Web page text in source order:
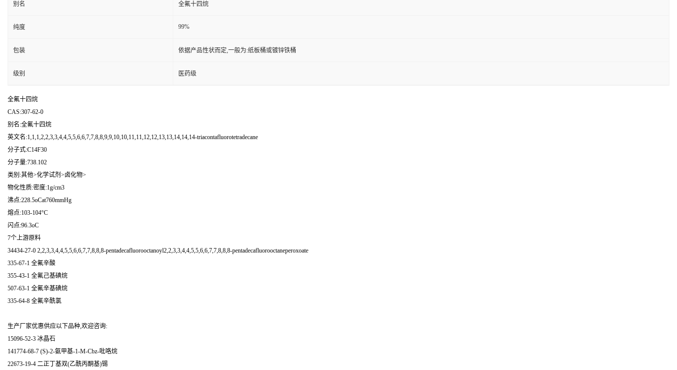
别名 全氟十四烷
纯度 99%
包装 依据产品性状而定,一般为:纸板桶或镀锌铁桶
级别 医药级
全氟十四烷
CAS:307-62-0
别名:全氟十四烷
英文名:1,1,1,2,2,3,3,4,4,5,5,6,6,7,7,8,8,9,9,10,10,11,11,12,12,13,13,14,14,14-triacontafluorotetradecane
分子式:C14F30
分子量:738.102
类别:其他>化学试剂>卤化物>
物化性质:密度:1g/cm3
沸点:228.5oCat760mmHg
熔点:103-104°C
闪点:96.3oC
7个上游原料
34434-27-0 2,2,3,3,4,4,5,5,6,6,7,7,8,8,8-pentadecafluorooctanoyl2,2,3,3,4,4,5,5,6,6,7,7,8,8,8-pentadecafluorooctaneperoxoate
335-67-1 全氟辛酸
355-43-1 全氟己基碘烷
507-63-1 全氟辛基碘烷
335-64-8 全氟辛酰氯
生产厂家优惠供应以下品种,欢迎咨询:
15096-52-3 冰晶石
141774-68-7 (S)-2-氨甲基-1-M-Cbz-吡咯烷
22673-19-4 二正丁基双(乙酰丙酮基)锡